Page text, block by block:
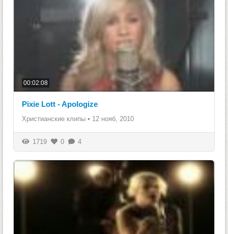
00:02:08
Pixie Lott - Apologize
Христианские клипы • 12 нояб, 2010
1719 0 4